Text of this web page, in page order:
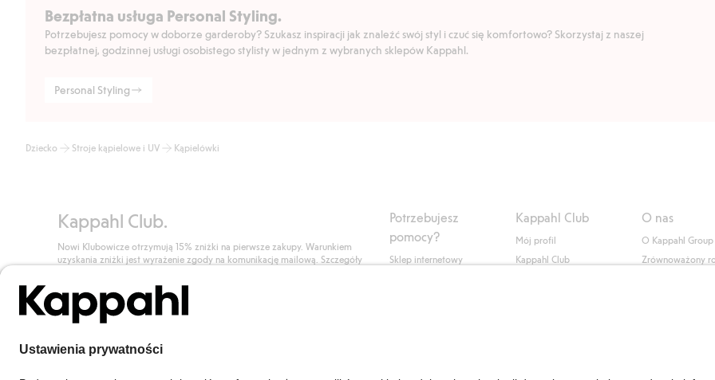
Bezpłatna usługa Personal Styling.
Potrzebujesz pomocy w doborze garderoby? Szukasz inspiracji jak znaleźć swój styl i czuć się komfortowo? Skorzystaj z naszej
bezpłatnej, godzinnej usługi osobistego stylisty w jednym z wybranych sklepów Kappahl.
Personal Styling
Dziecko Stroje kąpielowe i UV Kąpielówki
Kappahl Club.
Nowi Klubowicze otrzymują 15% zniżki na pierwsze zakupy. Warunkiem
uzyskania zniżki jest wyrażenie zgody na komunikację mailową. Szczegóły
Dołącz do Klubu!
Potrzebujesz
pomocy?
Sklep internetowy
Kappahl Club
Mój profil
Kappahl Club
O nas
O Kappahl Group
Zrównoważony